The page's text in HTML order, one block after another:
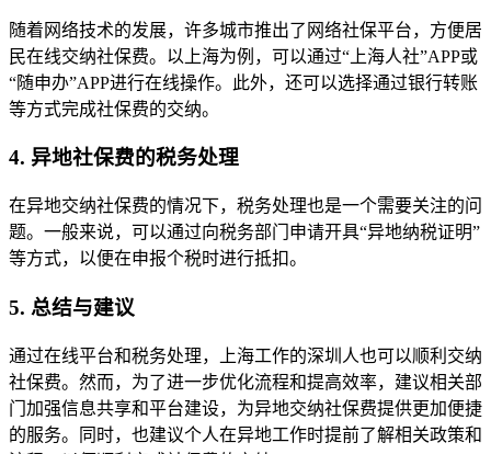
随着网络技术的发展，许多城市推出了网络社保平台，方便居
民在线交纳社保费。以上海为例，可以通过“上海人社”APP或
“随申办”APP进行在线操作。此外，还可以选择通过银行转账
等方式完成社保费的交纳。
4. 异地社保费的税务处理
在异地交纳社保费的情况下，税务处理也是一个需要关注的问
题。一般来说，可以通过向税务部门申请开具“异地纳税证明”
等方式，以便在申报个税时进行抵扣。
5. 总结与建议
通过在线平台和税务处理，上海工作的深圳人也可以顺利交纳
社保费。然而，为了进一步优化流程和提高效率，建议相关部
门加强信息共享和平台建设，为异地交纳社保费提供更加便捷
的服务。同时，也建议个人在异地工作时提前了解相关政策和